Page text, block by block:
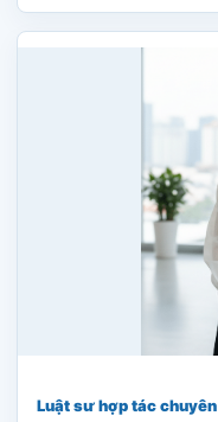
Luật sư hợp tác